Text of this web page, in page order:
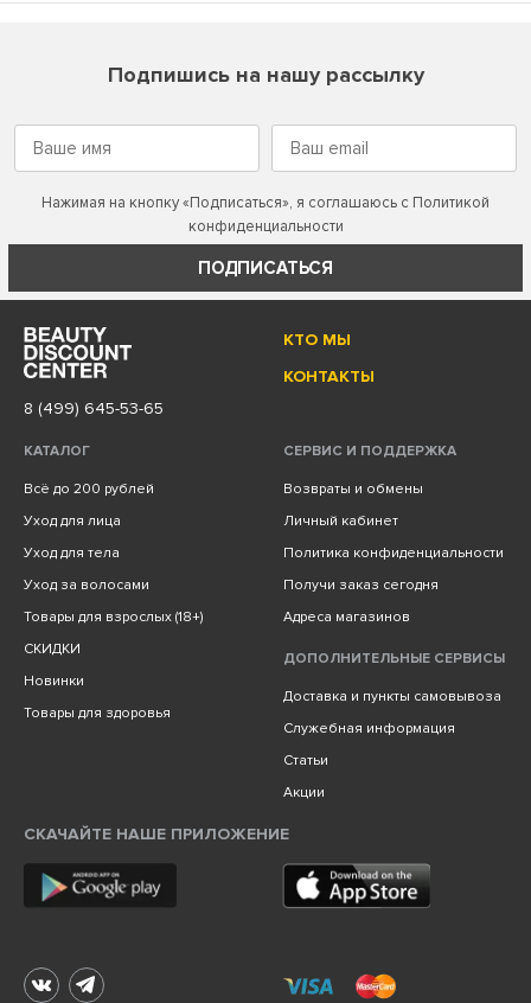
Подпишись на нашу рассылку
Нажимая на кнопку «Подписаться», я соглашаюсь с Политикой
конфиденциальности
ПОДПИСАТЬСЯ
КТО МЫ
КОНТАКТЫ
8 (499) 645-53-65
КАТАЛОГ
Всё до 200 рублей
Уход для лица
Уход для тела
Уход за волосами
Товары для взрослых (18+)
СКИДКИ
Новинки
Товары для здоровья
СЕРВИС И ПОДДЕРЖКА
Возвраты и обмены
Личный кабинет
Политика конфиденциальности
Получи заказ сегодня
Адреса магазинов
ДОПОЛНИТЕЛЬНЫЕ СЕРВИСЫ
Доставка и пункты самовывоза
Служебная информация
Статьи
Акции
СКАЧАЙТЕ НАШЕ ПРИЛОЖЕНИЕ